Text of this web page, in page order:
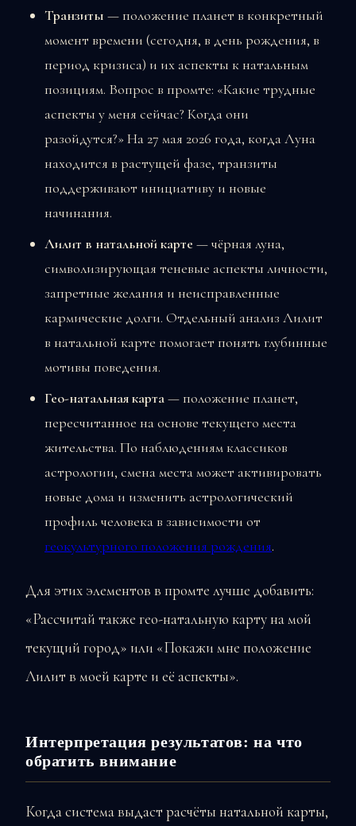
Транзиты — положение планет в конкретный
момент времени (сегодня, в день рождения, в
период кризиса) и их аспекты к натальным
позициям. Вопрос в промте: «Какие трудные
аспекты у меня сейчас? Когда они
разойдутся?» На 27 мая 2026 года, когда Луна
находится в растущей фазе, транзиты
поддерживают инициативу и новые
начинания.
Лилит в натальной карте — чёрная луна,
символизирующая теневые аспекты личности,
запретные желания и неисправленные
кармические долги. Отдельный анализ Лилит
в натальной карте помогает понять глубинные
мотивы поведения.
Гео-натальная карта— положение планет,
пересчитанное на основе текущего места
жительства. По наблюдениям классиков
астрологии, смена места может активировать
новые дома и изменить астрологический
профиль человека в зависимости от
геокультурного положения рождения.
Для этих элементов в промте лучше добавить:
«Рассчитай также гео-натальную карту на мой
текущий город» или «Покажи мне положение
Лилит в моей карте и её аспекты».
Интерпретация результатов: на что
обратить внимание
Когда система выдаст расчёты натальной карты,